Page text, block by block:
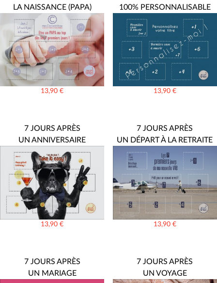
LA NAISSANCE (PAPA)
13,90€
100% PERSONNALISABLE
13,90 €
7 JOURS APRÈS
UN ANNIVERSAIRE
13,90€
7 JOURS APRÈS
UN DÉPART À LA RETRAITE
13,90 €
7 JOURS APRÈS
UN MARIAGE
7 JOURS APRÈS
UN VOYAGE